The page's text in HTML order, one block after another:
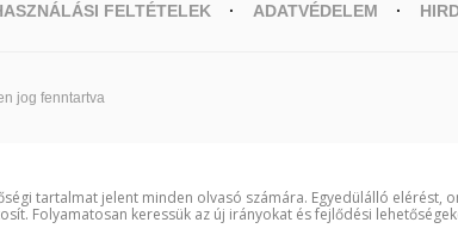
FELTÉTELEK ADATVÉDELEM
jog fenntartva
tartalmat jelent minden olvasó számára. Egyedülálló elérést,
Folyamatosan keressük az új irányokat és fejlődési